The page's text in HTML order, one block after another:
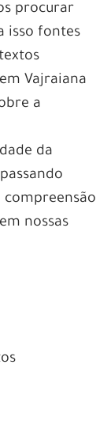
procurar
isso fontes
Vajraiana
a
da
compreensão
nossas